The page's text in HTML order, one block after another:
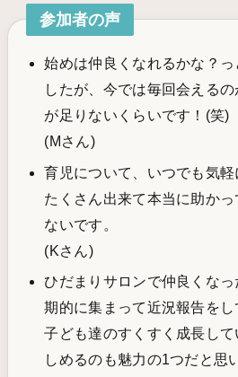
参加者の声
始めは仲良くなれるかな？っ
したが、今では毎回会える
が足りないくらいです！(笑)
(Mさん)
育児について、いつでも気
たくさん出来て本当に助か
ないです。
(Kさん)
ひだまりサロンで仲良くな
期的に集まって近況報告をし
子ども達のすくすく成長し
しめるのも魅力の1つだと思